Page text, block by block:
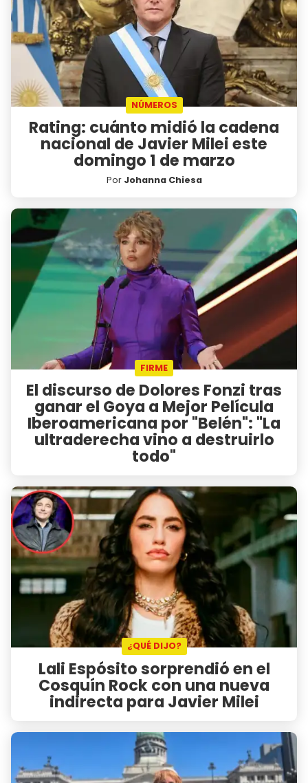
NÚMEROS
Rating: cuánto midió la cadena
nacional de Javier Milei este
domingo 1 de marzo
Por Johanna Chiesa
FIRME
El discurso de Dolores Fonzi tras
ganar el Goya a Mejor Película
Iberoamericana por "Belén": "La
ultraderecha vino a destruirlo
todo"
¿QUÉ DIJO?
Lali Espósito sorprendió en el
Cosquín Rock con una nueva
indirecta para Javier Milei